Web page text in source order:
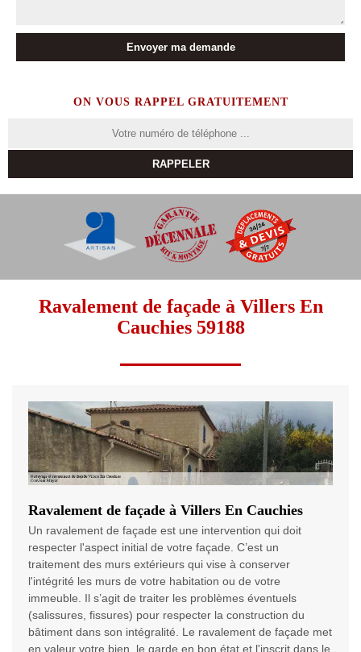
ON VOUS RAPPEL GRATUITEMENT
Ravalement de façade à Villers En
Cauchies 59188
Ravalement de façade à Villers En Cauchies
Un ravalement de façade est une intervention qui doit
respecter l'aspect initial de votre façade. C’est un
traitement des murs extérieurs qui vise à conserver
l'intégrité les murs de votre habitation ou de votre
immeuble. Il s’agit de traiter les problèmes éventuels
(salissures, fissures) pour respecter la construction du
bâtiment dans son intégralité. Le ravalement de façade met
en valeur votre bien, le garde en bon état et l'inscrit dans le